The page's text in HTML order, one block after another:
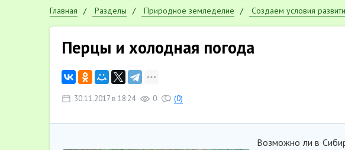
Главная Разделы Природное земледелие Cоздаем условия
Перцы и холодная погода
30.11.2017 в 18:24 0 (0)
Возможно ли в